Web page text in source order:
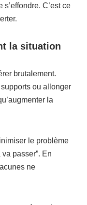
C’est ce
la situation
brutalement.
ou allonger
la
le problème
passer”. En
ne